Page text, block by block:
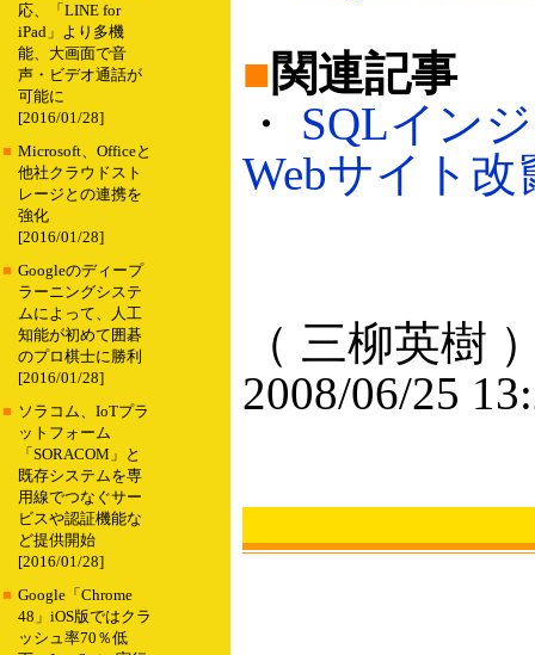
応、「LINE for
iPad」より多機
能、大画面で音
声・ビデオ通話が
可能に
[2016/01/28]
■ Microsoft、Officeと
他社クラウドスト
レージとの連携を
強化
[2016/01/28]
■ Googleのディープ
ラーニングシステ
ムによって、人工
知能が初めて囲碁
のプロ棋士に勝利
[2016/01/28]
■ ソラコム、IoTプラ
ットフォーム
「SORACOM」と
既存システムを専
用線でつなぐサー
ビスや認証機能な
ど提供開始
[2016/01/28]
■ Google「Chrome
48」iOS版ではクラ
ッシュ率70％低
■関連記事
・ SQLイン
Webサイト改
（ 三柳英樹
2008/06/25